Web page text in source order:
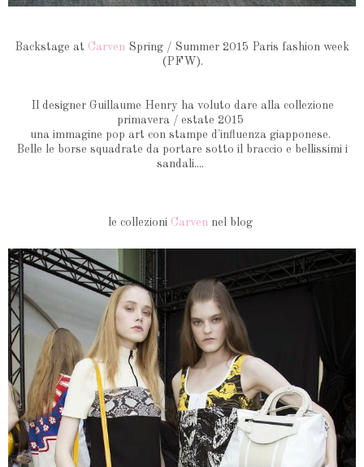
Backstage at Carven Spring / Summer 2015 Paris fashion week
(PFW).
Il designer Guillaume Henry ha voluto dare alla collezione
primavera / estate 2015
una immagine pop art con stampe d'influenza giapponese.
Belle le borse squadrate da portare sotto il braccio e bellissimi i
sandali....
le collezioni Carven nel blog